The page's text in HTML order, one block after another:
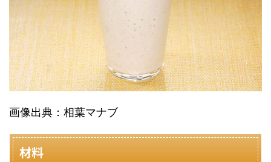
画像出典：相葉マナブ
材料